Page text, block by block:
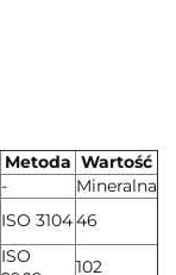
Metoda Wartość
-
Mineralna
ISO 310446
ISO
102